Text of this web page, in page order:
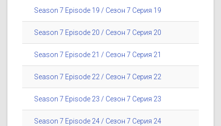
Season 7 Episode 19 / Сезон 7 Серия 19
Season 7 Episode 20 / Сезон 7 Серия 20
Season 7 Episode 21 / Сезон 7 Серия 21
Season 7 Episode 22 / Сезон 7 Серия 22
Season 7 Episode 23 / Сезон 7 Серия 23
Season 7 Episode 24 / Сезон 7 Серия 24